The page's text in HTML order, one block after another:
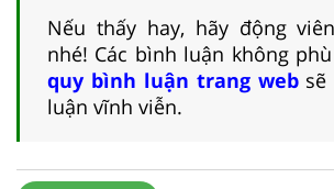
Nếu thấy hay, hãy động
nhé! Các bình luận không
quy bình luận trang websẽ
luận vĩnh viễn.